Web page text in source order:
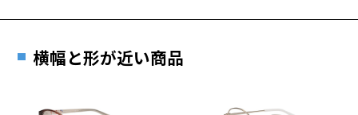
横幅と形が近い商品